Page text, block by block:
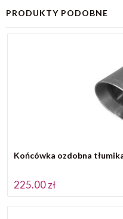
PRODUKTY PODOBNE
Końcówka ozdobna
225.00 zł